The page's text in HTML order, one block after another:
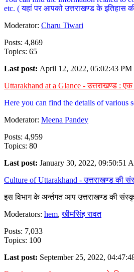
etc. ( यहां पर आपको उत्तराखण्ड के इतिहास
Moderator: Charu Tiwari
Posts: 4,869
Topics: 65
Last post: April 12, 2022, 05:02:43 PM
Uttarakhand at a Glance - उत्तराखण्ड :
Here you can find the details of various
Moderator: Meena Pandey
Posts: 4,959
Topics: 80
Last post: January 30, 2022, 09:50:51
Culture of Uttarakhand - उत्तराखण्ड की
इस विभाग के अर्न्तगत आप उत्तराखण्ड की
Moderators: hem,खीमसिंह रावत
Posts: 7,033
Topics: 100
Last post: September 25, 2022,